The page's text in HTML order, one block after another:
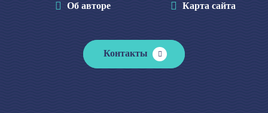
Об авторе Карта сайта
Контакты